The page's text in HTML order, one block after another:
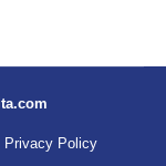
Privacy Policy